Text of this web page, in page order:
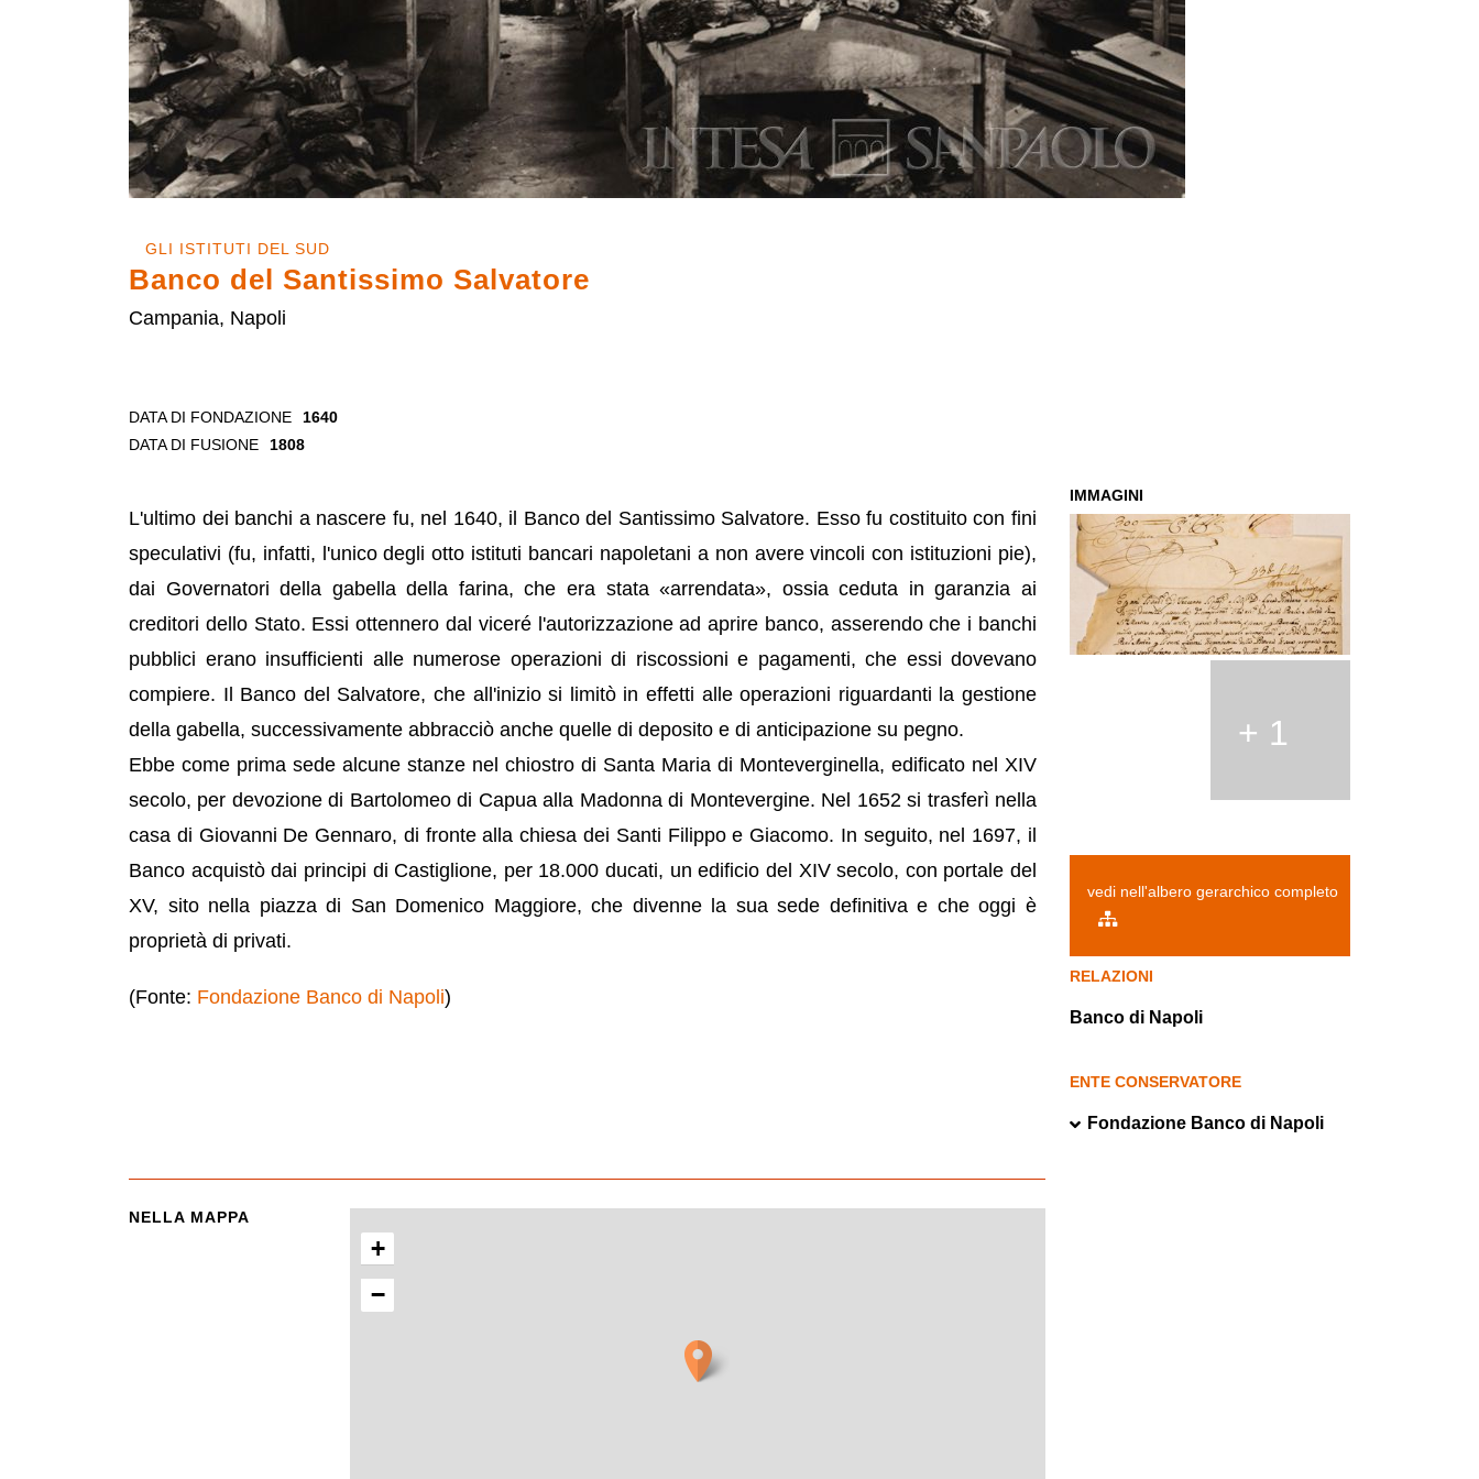
GLI ISTITUTI DEL SUD
Banco del Santissimo Salvatore
Campania, Napoli
DATA DI FONDAZIONE
1640
DATA DI FUSIONE
1808
L'ultimo dei banchi a nascere fu, nel 1640, il Banco del Santissimo Salvatore. Esso fu costituito con fini
speculativi (fu, infatti, l'unico degli otto istituti bancari napoletani a non avere vincoli con istituzioni pie),
dai Governatori della gabella della farina, che era stata «arrendata», ossia ceduta in garanzia ai
creditori dello Stato. Essi ottennero dal viceré l'autorizzazione ad aprire banco, asserendo che i banchi
pubblici erano insufficienti alle numerose operazioni di riscossioni e pagamenti, che essi dovevano
compiere. Il Banco del Salvatore, che all'inizio si limitò in effetti alle operazioni riguardanti la gestione
della gabella, successivamente abbracciò anche quelle di deposito e di anticipazione su pegno.
Ebbe come prima sede alcune stanze nel chiostro di Santa Maria di Monteverginella, edificato nel XIV
secolo, per devozione di Bartolomeo di Capua alla Madonna di Montevergine. Nel 1652 si trasferì nella
casa di Giovanni De Gennaro, di fronte alla chiesa dei Santi Filippo e Giacomo. In seguito, nel 1697, il
Banco acquistò dai principi di Castiglione, per 18.000 ducati, un edificio del XIV secolo, con portale del
XV, sito nella piazza di San Domenico Maggiore, che divenne la sua sede definitiva e che oggi è
proprietà di privati.
(Fonte: Fondazione Banco di Napoli)
IMMAGINI
+ 1
vedi nell'albero gerarchico completo
RELAZIONI
Banco di Napoli
ENTE CONSERVATORE
Fondazione Banco di Napoli
NELLA MAPPA
+
−